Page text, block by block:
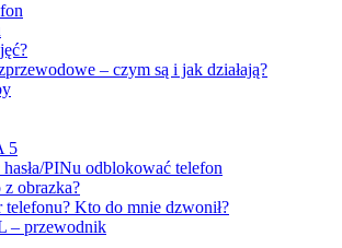
– czym są i jak działają?
5
hasła/PINu odblokować telefon
z obrazka?
Kto do mnie dzwonił?
– przewodnik